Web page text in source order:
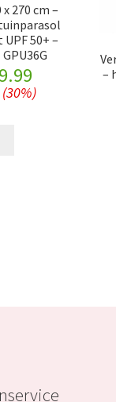
270 cm –
50+ –
price
(30%)
–